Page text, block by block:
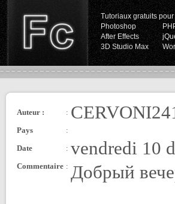
Tutoriaux gratuits pour
Photoshop
After Effects
3D Studio Max
Auteur : :
Pays
:
Date
: vendredi 10
Commentaire : Добрый